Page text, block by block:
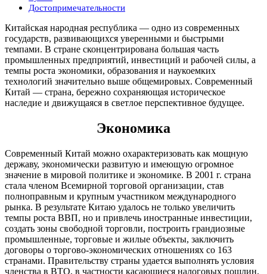
Достопримечательности
Китайская народная республика — одно из современных
государств, развивающихся уверенными и быстрыми
темпами. В стране сконцентрирована большая часть
промышленных предприятий, инвестиций и рабочей силы, а
темпы роста экономики, образования и наукоемких
технологий значительно выше общемировых. Современный
Китай — страна, бережно сохраняющая историческое
наследие и движущаяся в светлое перспективное будущее.
Экономика
Современный Китай можно охарактеризовать как мощную
державу, экономически развитую и имеющую огромное
значение в мировой политике и экономике. В 2001 г. страна
стала членом Всемирной торговой организации, став
полноправным и крупным участником международного
рынка. В результате Китаю удалось не только увеличить
темпы роста ВВП, но и привлечь иностранные инвестиции,
создать зоны свободной торговли, построить грандиозные
промышленные, торговые и жилые объекты, заключить
договоры о торгово-экономических отношениях со 163
странами. Правительству страны удается выполнять условия
членства в ВТО, в частности касающиеся налоговых пошлин.